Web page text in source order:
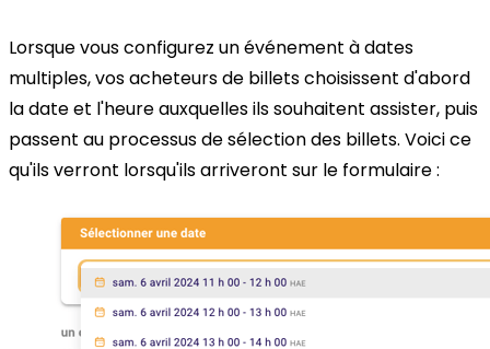
Lorsque vous configurez un événement à dates
multiples, vos acheteurs de billets choisissent d'abord
la date et l'heure auxquelles ils souhaitent assister, puis
passent au processus de sélection des billets. Voici ce
qu'ils verront lorsqu'ils arriveront sur le formulaire :